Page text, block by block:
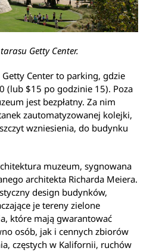
Getty Center.
Center to parking, gdzie
(lub $15 po godzinie 15). Poza
jest bezpłatny. Za nim
zautomatyzowanej kolejki,
wzniesienia, do budynku
muzeum, sygnowana
architekta Richarda Meiera.
design budynków,
je tereny zielone
które mają gwarantować
osób, jak i cennych zbiorów
częstych w Kalifornii, ruchów